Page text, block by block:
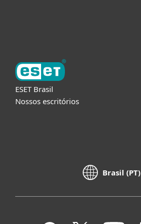
ESET Brasil
Nossos escritórios
Brasil (PT)